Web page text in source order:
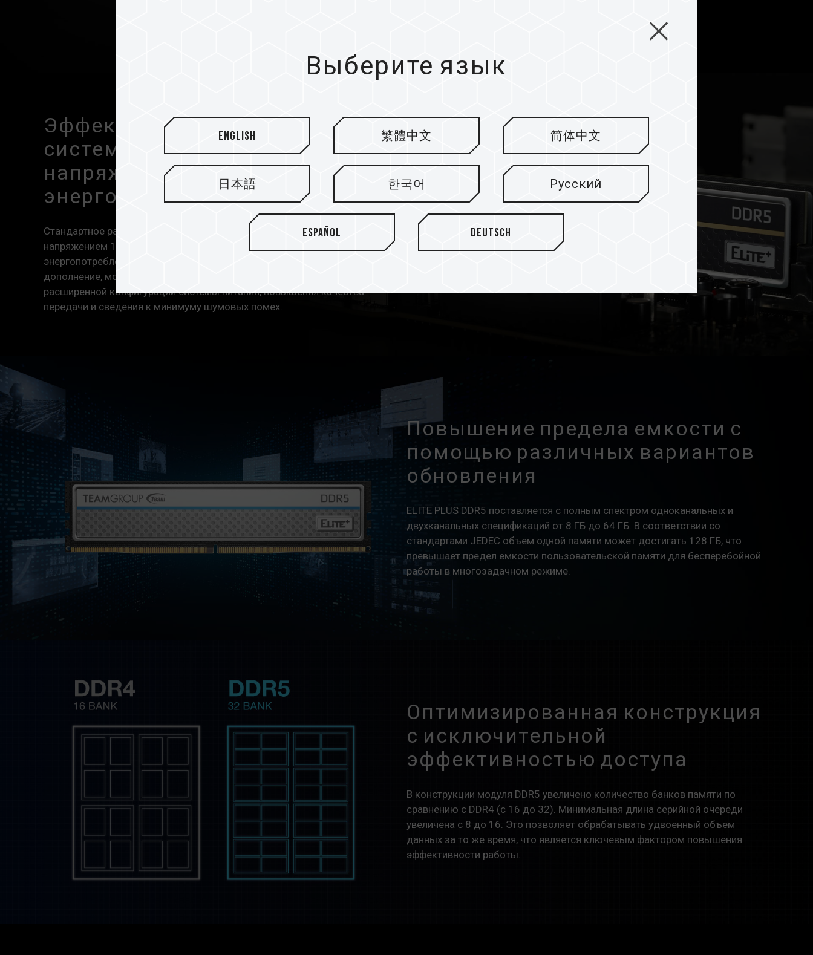
Эффективная конфигурация
системы питания с низким
напряжением для снижения
энергопотребления
Стандартное рабочее напряжение DDR5 составляет 1,1 В по сравнению с
напряжением 1,2 В, необходимым для DDR4, что снижает
энергопотребление блоков полосы пропускания и нагрузку на компьютер. В
дополнение, модуль DDR5 оснащен микросхемой управления питанием для
расширенной конфигурации системы питания, повышения качества
передачи и сведения к минимуму шумовых помех.
Повышение предела емкости с
помощью различных вариантов
обновления
ELITE PLUS DDR5 поставляется с полным спектром одноканальных и
двухканальных спецификаций от 8 ГБ до 64 ГБ. В соответствии со
стандартами JEDEC объем одной памяти может достигать 128 ГБ, что
превышает предел емкости пользовательской памяти для бесперебойной
работы в многозадачном режиме.
Оптимизированная конструкция
с исключительной
эффективностью доступа
В конструкции модуля DDR5 увеличено количество банков памяти по
сравнению с DDR4 (с 16 до 32). Минимальная длина серийной очереди
увеличена с 8 до 16. Это позволяет обрабатывать удвоенный объем
данных за то же время, что является ключевым фактором повышения
эффективности работы.
Выберите язык
English 繁體中文 简体中文
日本語 한국어 Русский
Español Deutsch